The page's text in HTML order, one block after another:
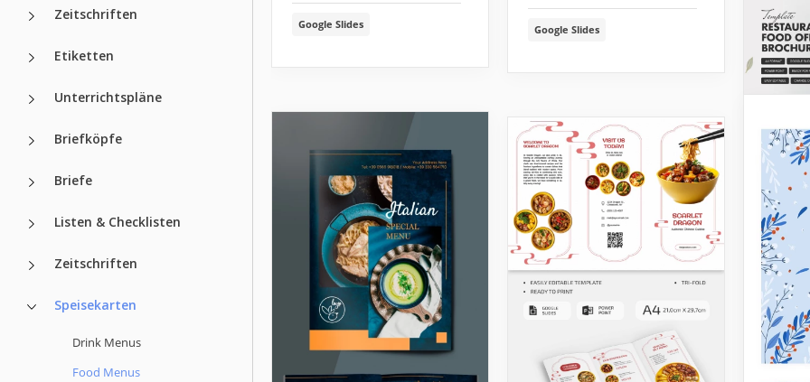
Zeitschriften
Etiketten
Unterrichtspläne
Briefköpfe
Briefe
Listen & Checklisten
Zeitschriften
Speisekarten
Drink Menus
Food Menus
Google Slides Google Slides